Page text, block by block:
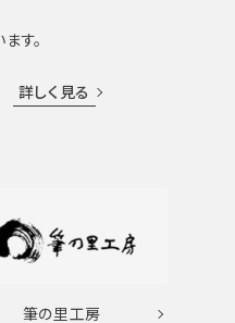
す。
詳しく見る
筆の里工房